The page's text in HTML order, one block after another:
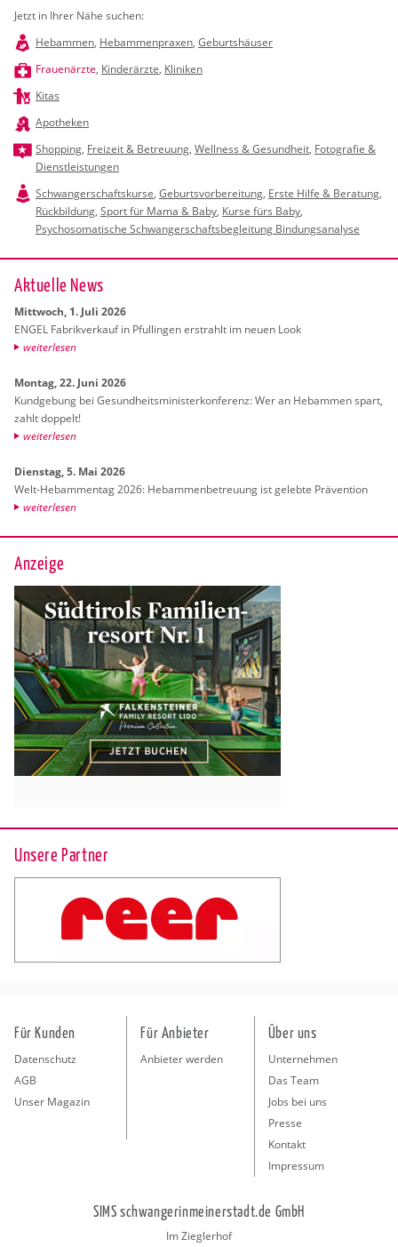
Jetzt in Ihrer Nähe suchen:
Hebammen, Hebammenpraxen, Geburtshäuser
Frauenärzte, Kinderärzte, Kliniken
Kitas
Apotheken
Shopping, Freizeit & Betreuung, Wellness & Gesundheit, Fotografie &
Dienstleistungen
Schwangerschaftskurse, Geburtsvorbereitung, Erste Hilfe & Beratung,
Rückbildung, Sport für Mama & Baby, Kurse fürs Baby,
Psychosomatische Schwangerschaftsbegleitung Bindungsanalyse
Ak­tu­el­le News
Mitt­woch, 1. Juli 2026
ENGEL Fa­brik­ver­kauf in Pful­lin­gen er­strahlt im neuen Look
wei­ter­le­sen
Mon­tag, 22. Juni 2026
Kund­ge­bung bei Ge­sund­heits­mi­nis­ter­kon­fe­renz: Wer an Heb­am­men spart,
zahlt dop­pelt!
wei­ter­le­sen
Diens­tag, 5. Mai 2026
Welt-Heb­am­men­tag 2026: Heb­am­men­be­treu­ung ist ge­leb­te Prä­ven­ti­on
wei­ter­le­sen
Anzeige
Unsere Partner
Für Kunden
Datenschutz
AGB
Unser Magazin
Für Anbieter
Anbieter werden
Über uns
Unternehmen
Das Team
Jobs bei uns
Presse
Kontakt
Impressum
SIMS schwangerinmeinerstadt.de GmbH
Im Zieglerhof